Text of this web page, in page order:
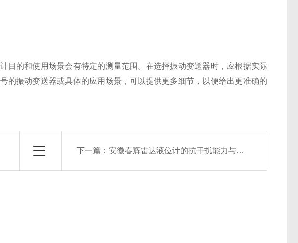
目的和使用场景会有特定的测量范围。在选择振动变送器时，应根据实际
的振动变送器或具体的应用场景，可以提供更多细节，以便给出更准确的
下一篇： 安徽春辉雷达液位计的抗干扰能力与稳定性分析